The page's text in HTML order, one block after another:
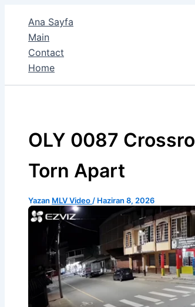
Ana Sayfa
Main
Contact
Home
OLY 0087
Torn Apart
Yazan MLV Video / Haziran 8, 2026